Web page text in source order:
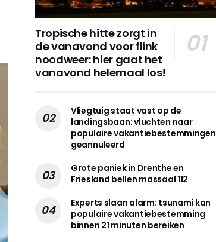
Tropische hitte zorgt in
de vanavond voor flink
noodweer: hier gaat het
vanavond helemaal los!
Vliegtuig staat vast op de
landingsbaan: vluchten naar
populaire vakantiebestemmingen
geannuleerd
Grote paniek in Drenthe en
Friesland bellen massaal 112
Experts slaan alarm: tsunami kan
populaire vakantiebestemming
binnen 21 minuten bereiken